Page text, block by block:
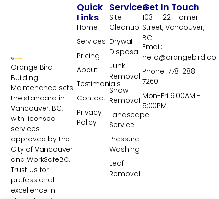
Orange Bird
Building
Maintenance sets
the standard in
Vancouver, BC,
with licensed
services
approved by the
City of Vancouver
and WorkSafeBC.
Trust us for
professional
excellence in
Services
Site
Cleanup
Drywall
Disposal
Junk
Removal
Snow
Removal
Landscape
Service
Pressure
Washing
Leaf
Removal
Quick
Links
Home
Services
Pricing
About
Testimonials
Contact
Privacy
Policy
Get In Touch
103 – 1221 Homer
Street, Vancouver,
BC
Email:
hello@orangebird.co
Phone: 778-288-
7260
Mon-Fri 9:00AM -
5:00PM